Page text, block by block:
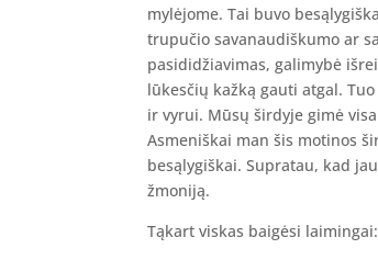
mylėjome. Tai buvo
trupučio savanaudiškumo ar
pasididžiavimas, galimybė
lūkesčių kažką gauti atgal.
ir vyrui. Mūsų širdyje gimė
Asmeniškai man šis motinos
besąlygiškai. Supratau, kad
žmoniją.
Tąkart viskas baigėsi